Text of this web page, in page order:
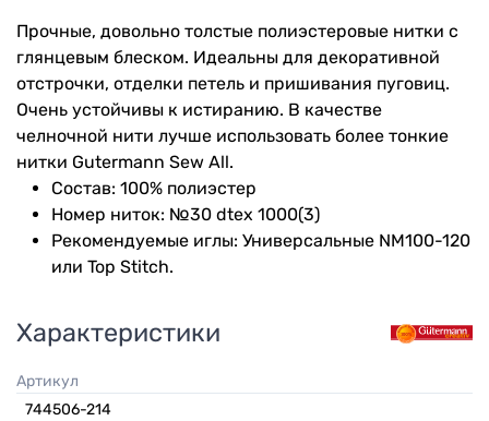
Прочные, довольно толстые полиэстеровые нитки с
глянцевым блеском. Идеальны для декоративной
отстрочки, отделки петель и пришивания пуговиц.
Очень устойчивы к истиранию. В качестве
челночной нити лучше использовать более тонкие
нитки Gutermann Sew All.
Состав: 100% полиэстер
Номер ниток: №30 dtex 1000(3)
Рекомендуемые иглы: Универсальные NM100-120
или Top Stitch.
Характеристики
Артикул
744506-214